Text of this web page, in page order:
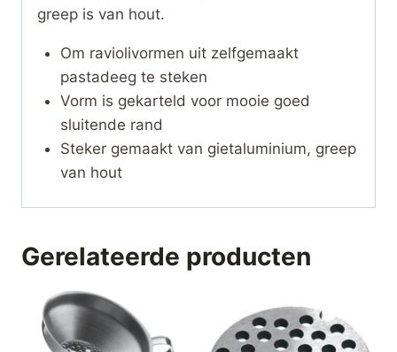
greep is van hout.
Om raviolivormen uit zelfgemaakt
pastadeeg te steken
Vorm is gekarteld voor mooie goed
sluitende rand
Steker gemaakt van gietaluminium, greep
van hout
Gerelateerde producten